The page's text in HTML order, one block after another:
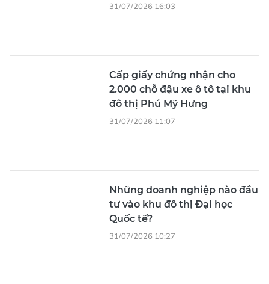
31/07/2026 16:03
Cấp giấy chứng nhận cho
2.000 chỗ đậu xe ô tô tại khu
đô thị Phú Mỹ Hưng
31/07/2026 11:07
Những doanh nghiệp nào đầu
tư vào khu đô thị Đại học
Quốc tế?
31/07/2026 10:27